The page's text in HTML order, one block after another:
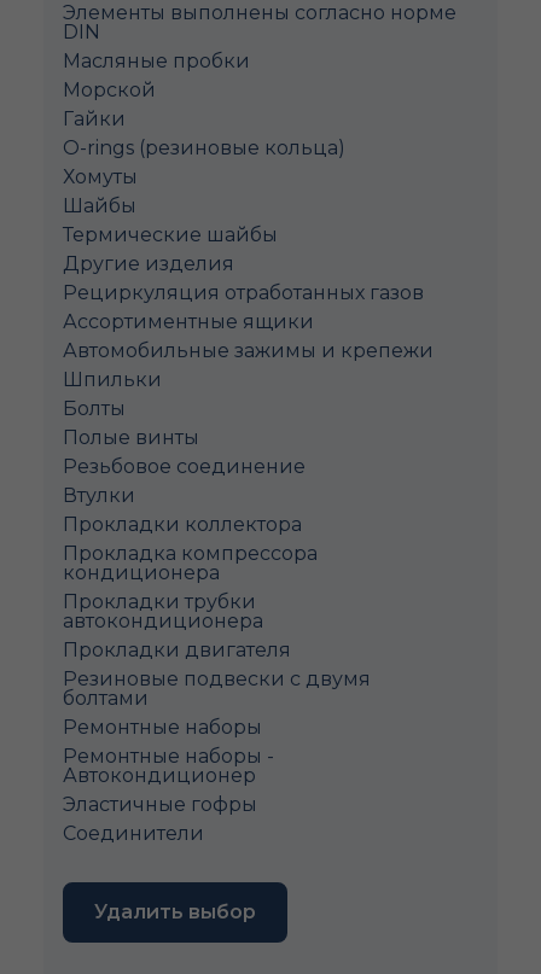
Элементы выполнены согласно норме
DIN
Масляные пробки
Морской
Гайки
O-rings (резиновые кольца)
Хомуты
Шайбы
Термические шайбы
Другие изделия
Рециркуляция отработанных газов
Ассортиментные ящики
Автомобильные зажимы и крепежи
Шпильки
Болты
Полые винты
Pезьбовое соединение
Втулки
Прокладки коллектора
Прокладка компрессора
кондиционера
Прокладки трубки
автокондиционера
Прокладки двигателя
Резиновые подвески с двумя
болтами
Ремонтные наборы
Ремонтные наборы -
Автокондиционер
Эластичные гофры
Соединители
Удалить выбор